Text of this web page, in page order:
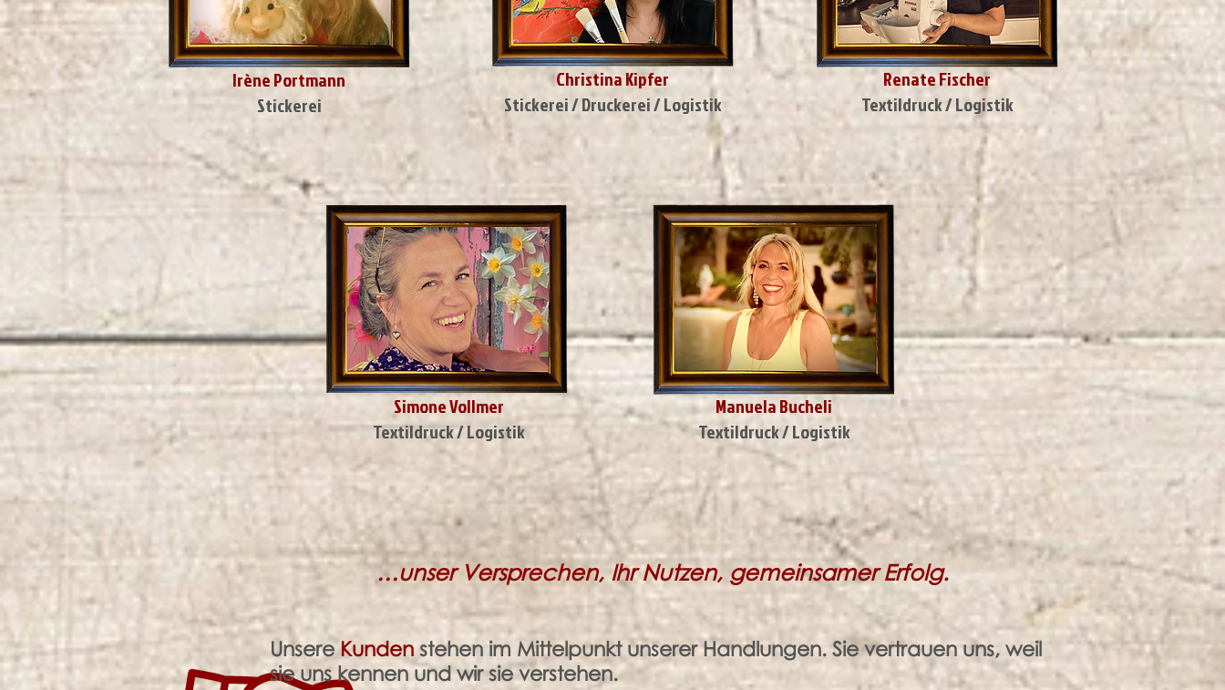
Irène Portmann
Stickerei
Christina Kipfer
Stickerei / Druckerei / Logistik
Renate Fischer
Textildruck / Logistik
Simone Vollmer
Textildruck / Logistik
Manuela Bucheli
Textildruck / Logistik
…unser Versprechen, Ihr Nutzen, gemeinsamer Erfolg.
UnsereKundenstehen im Mittelpunkt unserer Handlungen. Sie vertrauen uns, weil
sie uns kennen und wir sie verstehen.